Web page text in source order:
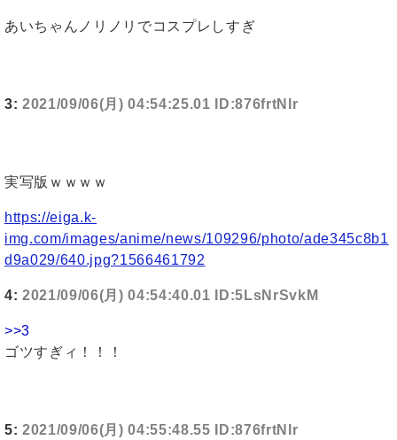
あいちゃんノリノリでコスプレしすぎ
3: 2021/09/06(月) 04:54:25.01 ID:876frtNIr
実写版ｗｗｗｗ
https://eiga.k-
img.com/images/anime/news/109296/photo/ade345c8b1
d9a029/640.jpg?1566461792
4: 2021/09/06(月) 04:54:40.01 ID:5LsNrSvkM
>>3
ゴツすぎィ！！！
5: 2021/09/06(月) 04:55:48.55 ID:876frtNIr